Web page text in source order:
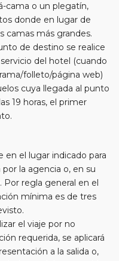
cama o un plegatín,
donde en lugar de
camas más grandes.
de destino se realice
del hotel (cuando
folleto/página web)
cuya llegada al punto
19 horas, el primer
en el lugar indicado para
la agencia o, en su
regla general en el
mínima es de tres
el viaje por no
requerida, se aplicará
a la salida o,